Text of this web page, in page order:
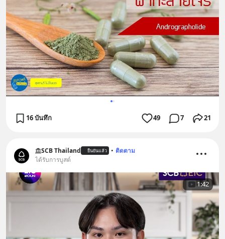
16 บันทึก 49 7 21
SCB Thailand ยืนยันแล้ว • ติดตาม
ได้รับการบูสต์
1:42